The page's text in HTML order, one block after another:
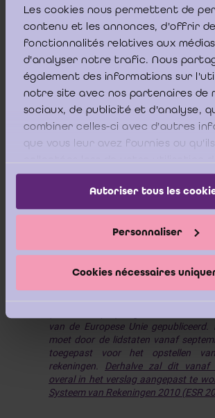
Les cookies nous permettent de
contenu et les annonces, d'offrir
fonctionnalités relatives aux
d'analyser notre trafic. Nous
également des informations sur
notre site avec nos partenaires de
sociaux, de publicité et d'analyse,
combiner celles-ci avec d'autres
que vous leur avez fournies ou
services.
Autoriser tous les
Personnaliser
Cookies nécessaires
rekendecreet moet worden
controleren; en
het aangepaste karakter en de
administratieve en boekhoudkundige
de productie van financiële
controleren.
Het gegeven dat de voormelde
Boekhoudregels versie 2016 zou stellen
jaarrekening dient te worden ingediend,
afbreuk.
3. Betreffende de tweede vraag vermeldt
van de Europese Unie gepubliceerd.
moet door de lidstaten vanaf
toegepast voor het opstellen
rekeningen. Derhalve zal dit vanaf
overal in het verslag aangepast te
Systeem van Rekeningen 2010 (ESR